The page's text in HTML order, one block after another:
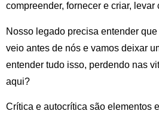
compreender, fornecer e criar, levar
Nosso legado precisa entender
veio antes de nós e vamos deixar
entender tudo isso, perdendo nas
aqui?
Crítica e autocrítica são elementos